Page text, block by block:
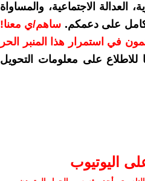
الاجتماعية، والمساواة
كامل على دعمكم. ساهم/ي معنا!
تساهمون في استمرار هذا المنبر الحر
للاطلاع على معلومات التحويل
اليوتيوب